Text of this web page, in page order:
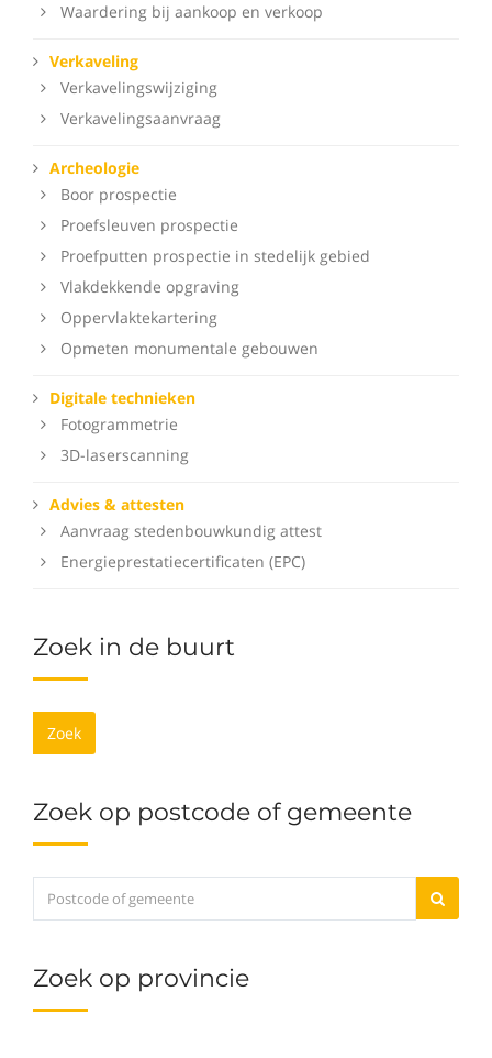
Waardering bij aankoop en verkoop
Verkaveling
Verkavelingswijziging
Verkavelingsaanvraag
Archeologie
Boor prospectie
Proefsleuven prospectie
Proefputten prospectie in stedelijk gebied
Vlakdekkende opgraving
Oppervlaktekartering
Opmeten monumentale gebouwen
Digitale technieken
Fotogrammetrie
3D-laserscanning
Advies & attesten
Aanvraag stedenbouwkundig attest
Energieprestatiecertificaten (EPC)
Zoek in de buurt
Zoek
Zoek op postcode of gemeente
Zoek op provincie